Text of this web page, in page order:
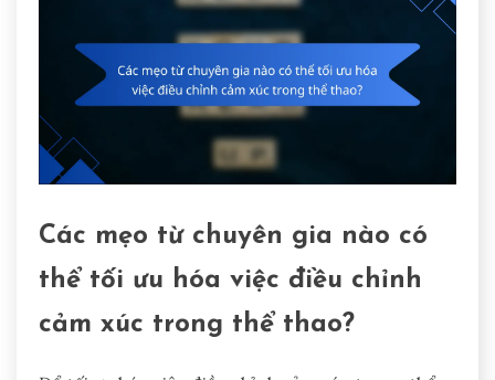
Các mẹo từ chuyên gia nào có
thể tối ưu hóa việc điều chỉnh
cảm xúc trong thể thao?